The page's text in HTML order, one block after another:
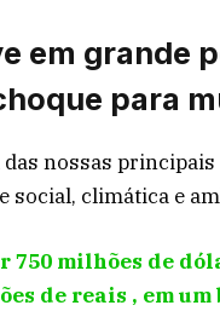
em grande
para
das nossas
social, climática e
750 milhões de
de reais , em